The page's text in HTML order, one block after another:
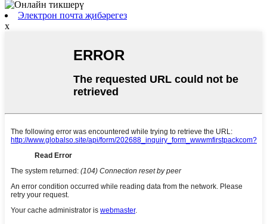
Электрон почта җибәрегез
x